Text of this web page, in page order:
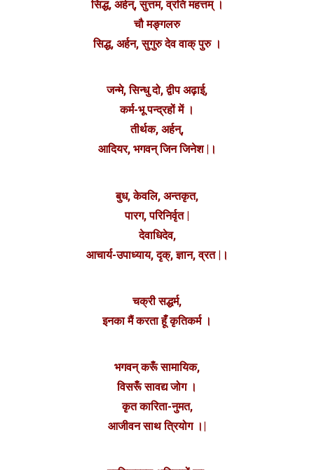
सिद्ध, अर्हन्, सुत्तम, व्रति महत्तम् ।
चौ मङ्गलरु
सिद्ध, अर्हन, सुगुरु देव वाक् पुरु ।
जन्मे, सिन्धु दो, द्वीप अढ़ाई,
कर्म-भू पन्द्रहों में ।
तीर्थक, अर्हन्,
आदियर, भगवन् जिन जिनेश |।
बुध, केवलि, अन्तकृत,
पारग, परिनिर्वृत |
देवाधिदेव,
आचार्य-उपाध्याय, दृक्, ज्ञान, व्रत |।
चक्री सद्धर्म,
इनका मैं करता हूँ कृतिकर्म ।
भगवन् करूँ सामायिक,
विसरूँ सावद्य जोग ।
कृत कारिता-नुमत,
आजीवन साथ त्रियोग ।|